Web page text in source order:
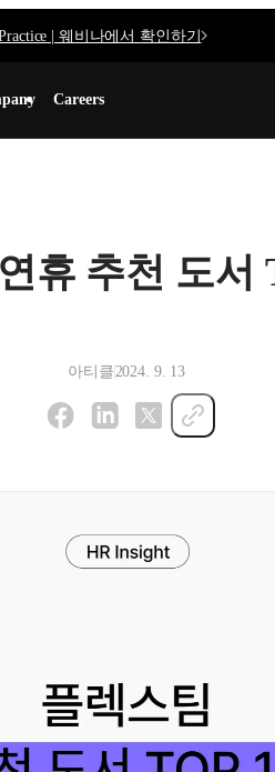
| 웨비나에서 확인하기
Careers
휴 추천 도서
아티클2024. 9. 13